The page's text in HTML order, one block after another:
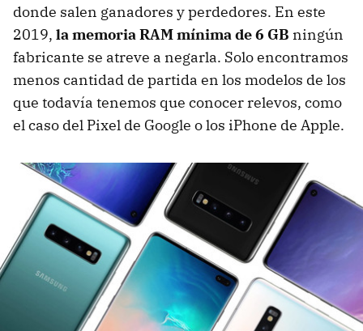
donde salen ganadores y perdedores. En este
2019, la memoria RAM mínima de 6 GB ningún
fabricante se atreve a negarla. Solo encontramos
menos cantidad de partida en los modelos de los
que todavía tenemos que conocer relevos, como
el caso del Pixel de Google o los iPhone de Apple.